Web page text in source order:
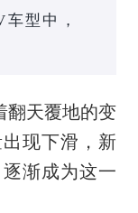
型中，
天覆地的变
现下滑，新
渐成为这一